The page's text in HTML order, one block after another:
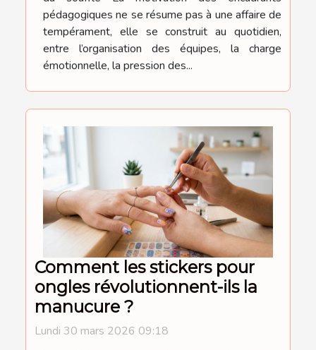
pédagogiques ne se résume pas à une affaire de
tempérament, elle se construit au quotidien,
entre l’organisation des équipes, la charge
émotionnelle, la pression des...
Comment les stickers pour
ongles révolutionnent-ils la
manucure ?
Lundi 30 mars 2026 09:18